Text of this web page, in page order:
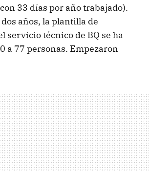
33 días por año trabajado).
años, la plantilla de
servicio técnico de BQ se ha
a 77 personas. Empezaron